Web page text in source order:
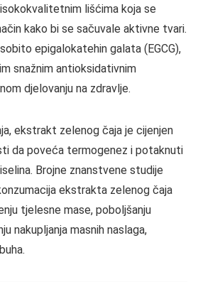
lišćima koja se
kako bi se sačuvale aktivne tvari.
epigalokatehin galata (EGCG),
snažnim antioksidativnim
djelovanju na zdravlje.
ekstrakt zelenog čaja je cijenjen
da poveća termogenez i potaknuti
Brojne znanstvene studije
ekstrakta zelenog čaja
tjelesne mase, poboljšanju
nakupljanja masnih naslaga,